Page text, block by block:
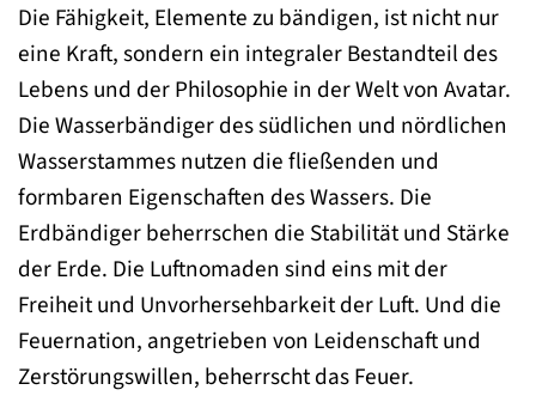
Die Fähigkeit, Elemente zu bändigen, ist nicht nur
eine Kraft, sondern ein integraler Bestandteil des
Lebens und der Philosophie in der Welt von Avatar.
Die Wasserbändiger des südlichen und nördlichen
Wasserstammes nutzen die fließenden und
formbaren Eigenschaften des Wassers. Die
Erdbändiger beherrschen die Stabilität und Stärke
der Erde. Die Luftnomaden sind eins mit der
Freiheit und Unvorhersehbarkeit der Luft. Und die
Feuernation, angetrieben von Leidenschaft und
Zerstörungswillen, beherrscht das Feuer.